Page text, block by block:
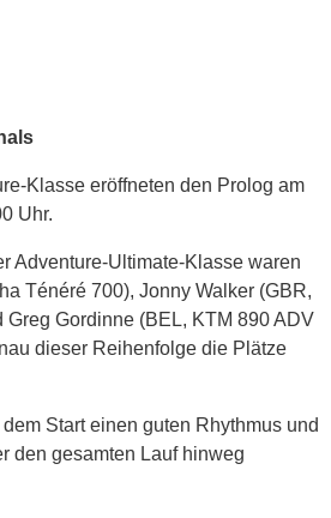
Klasse eröffneten den Prolog am
Uhr.
Adventure-Ultimate-Klasse waren
Ténéré 700), Jonny Walker (GBR,
Greg Gordinne (BEL, KTM 890 ADV
dieser Reihenfolge die Plätze
Start einen guten Rhythmus und
den gesamten Lauf hinweg